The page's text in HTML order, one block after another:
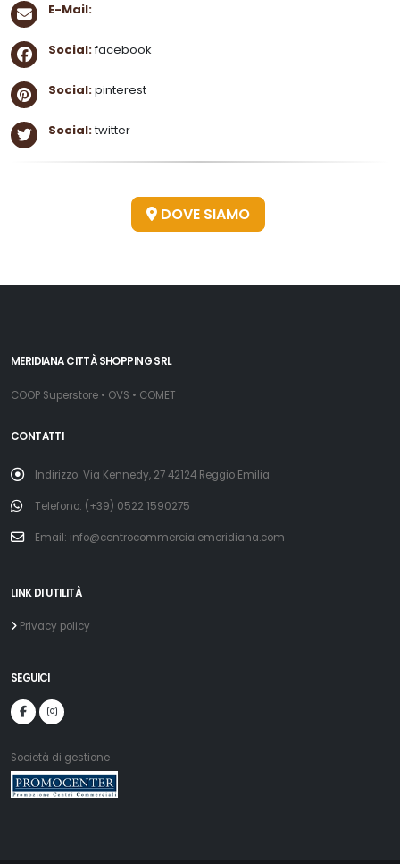
E-Mail:
Social:facebook
Social:pinterest
Social:twitter
DOVE SIAMO
MERIDIANA CITTÀ SHOPPING SRL
COOP Superstore • OVS • COMET
CONTATTI
Indirizzo: Via Kennedy, 27 42124 Reggio Emilia
Telefono: (+39) 0522 1590275
Email: info@centrocommercialemeridiana.com
LINK DI UTILITÀ
Privacy policy
SEGUICI
Società di gestione